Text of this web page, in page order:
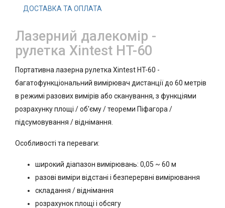
ДОСТАВКА ТА ОПЛАТА
Лазерний далекомір -
рулетка Xintest HT-60
Портативна лазерна рулетка Xintest HT-60 -
багатофункціональний вимірювач дистанції до 60 метрів
в режимі разових вимірів або сканування, з функціями
розрахунку площі / об'єму / теореми Піфагора /
підсумовування / віднімання.
Особливості та переваги:
широкий діапазон вимірювань: 0,05 ~ 60 м
разові виміри відстані і безперервні вимірювання
складання / віднімання
розрахунок площі і обсягу